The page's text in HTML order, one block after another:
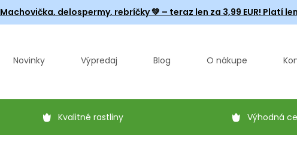
Machovička, delospermy, rebríčky💚 – teraz len za 3,99 EUR! Platí
Novinky Výpredaj Blog O nákupe
Kvalitné rastliny Výhodná